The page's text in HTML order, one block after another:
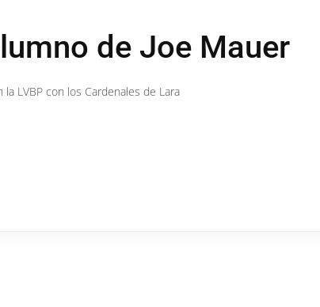
de Joe Mauer
LVBP con los Cardenales de Lara